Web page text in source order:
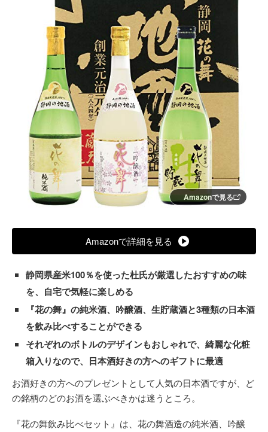
Amazonで見る
Amazonで詳細を見る
静岡県産米100％を使った杜氏が厳選したおすすめの味
を、自宅で気軽に楽しめる
『花の舞』の純米酒、吟醸酒、生貯蔵酒と3種類の日本酒
を飲み比べすることができる
それぞれのボトルのデザインもおしゃれで、綺麗な化粧
箱入りなので、日本酒好きの方へのギフトに最適
お酒好きの方へのプレゼントとして人気の日本酒ですが、ど
の銘柄のどのお酒を選ぶべきかは迷うところ。
『花の舞飲み比べセット』は、花の舞酒造の純米酒、吟醸